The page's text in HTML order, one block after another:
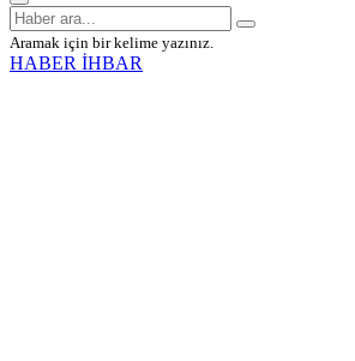
Aramak için bir kelime yazınız.
HABER İHBAR